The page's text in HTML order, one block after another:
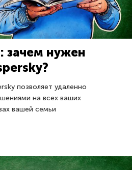
зачем нужен
позволяет удаленно
на всех ваших
вашей семьи